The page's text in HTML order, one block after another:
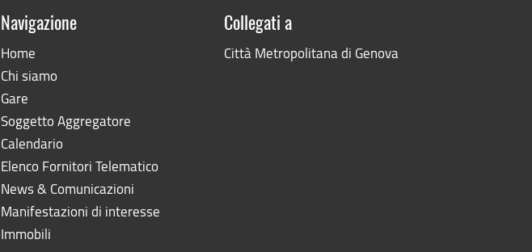
Navigazione
Home
Chi siamo
Gare
Soggetto Aggregatore
Calendario
Elenco Fornitori Telematico
News & Comunicazioni
Manifestazioni di interesse
Immobili
Collegati a
Città Metropolitana di Genova